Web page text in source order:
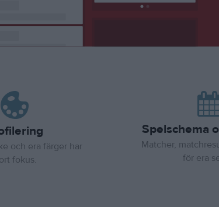
och era färger har
fokus.
Spelschema
Matcher,
för era